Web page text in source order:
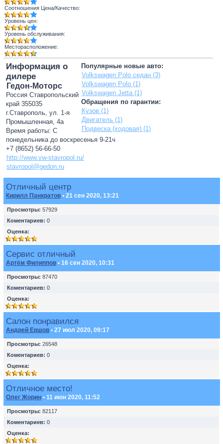
Соотношения Цена/Качество:
Уровень цен:
Уровень обслуживания:
Месторасположение:
Популярные новые авто:
Volkswagen Polo седан (3)
Volkswagen Polo (1)
Volkswagen Jetta (1)
Обращения по гарантии:
Кузов (1)
Двигатель (1)
Подвеска (ходовая) (1)
Информация о
дилере
Гедон-Моторс
Россия Ставропольский
край 355035
г.Ставрополь, ул. 1-я
Промышленная, 4а
Время работы: С
понедельника до воскресенья 9-21ч
+7 (8652) 56-66-50
http://www.vw-stavropol.ru/
stavropol@gedon.ru
Отличный центр
Кирилл Панкратов • 21 сен 2020, 13:21
Просмотры: 57929
Коментариев: 0
Оценка:
Сервис отличный
Артём Филиппов • 16 сен 2020, 10:31
Просмотры: 87470
Коментариев: 0
Оценка:
Салон понравился
Андрей Ершов • 27 июл 2020, 09:17
Просмотры: 26548
Коментариев: 0
Оценка:
Отличное место!
Олег Жорин • 11 июн 2020, 11:52
Просмотры: 82117
Коментариев: 0
Оценка: